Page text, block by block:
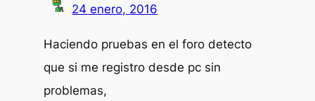
24 enero, 2016
Haciendo pruebas en el foro detecto
que si me registro desde pc sin
problemas,